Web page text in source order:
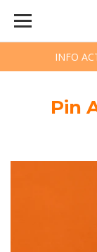
INFO
Pin